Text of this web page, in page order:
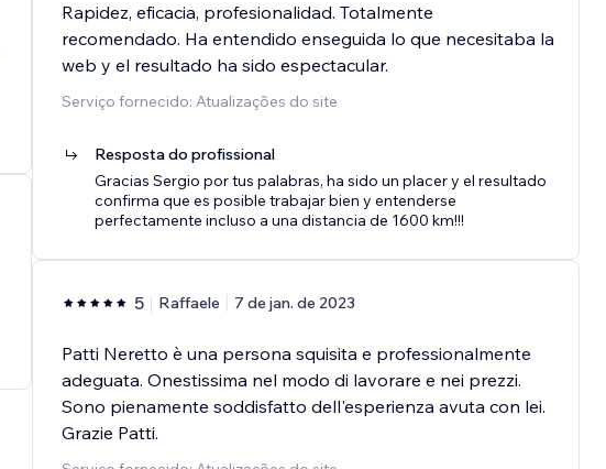
Rapidez, eficacia, profesionalidad. Totalmente
recomendado. Ha entendido enseguida lo que necesitaba la
web y el resultado ha sido espectacular.
Serviço fornecido: Atualizações do site
Resposta do profissional
Gracias Sergio por tus palabras, ha sido un placer y el resultado
confirma que es posible trabajar bien y entenderse
perfectamente incluso a una distancia de 1600 km!!!
5 Raffaele 7 de jan. de 2023
Patti Neretto è una persona squisita e professionalmente
adeguata. Onestissima nel modo di lavorare e nei prezzi.
Sono pienamente soddisfatto dell'esperienza avuta con lei.
Grazie Patti.